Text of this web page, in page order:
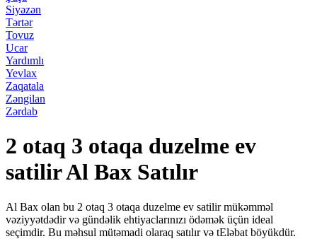
Siyəzən
Tərtər
Tovuz
Ucar
Yardımlı
Yevlax
Zaqatala
Zəngilan
Zərdab
2 otaq 3 otaqa duzelme ev
satilir Al Bax Satılır
Al Bax olan bu 2 otaq 3 otaqa duzelme ev satilir mükəmməl
vəziyyətdədir və gündəlik ehtiyaclarınızı ödəmək üçün ideal
seçimdir. Bu məhsul mütəmadi olaraq satılır və tEləbat böyükdür.